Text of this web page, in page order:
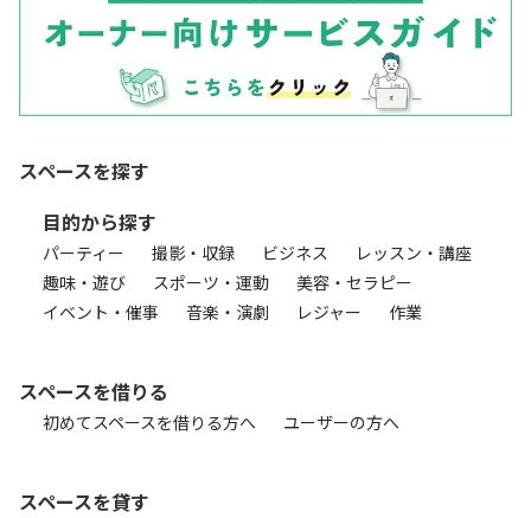
スペースを探す
目的から探す
パーティー 撮影・収録 ビジネス
レッスン・講座
趣味・遊び
スポーツ・運動
美容・セラピー
イベント・催事
音楽・演劇 レジャー 作業
スペースを借りる
初めてスペースを借りる方へ ユーザーの方へ
スペースを貸す